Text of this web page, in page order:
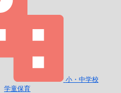
小・中学校
学童保育